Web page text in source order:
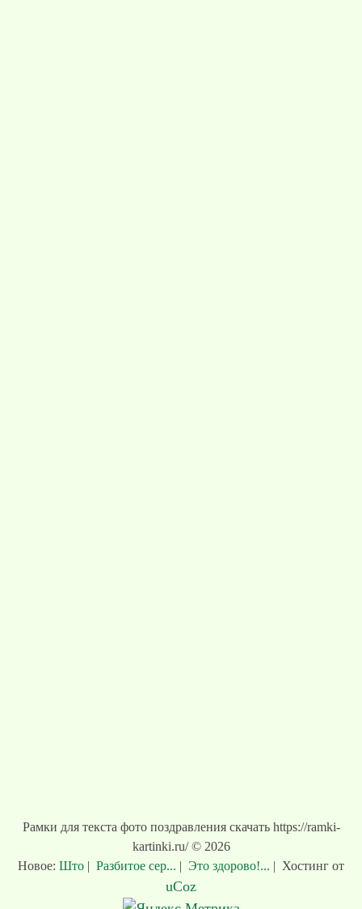
Рамки для текста фото поздравления скачать https://ramki-
kartinki.ru/ © 2026
Новое: Што | Разбитое сер... | Это здорово!... | Хостинг от
uCoz